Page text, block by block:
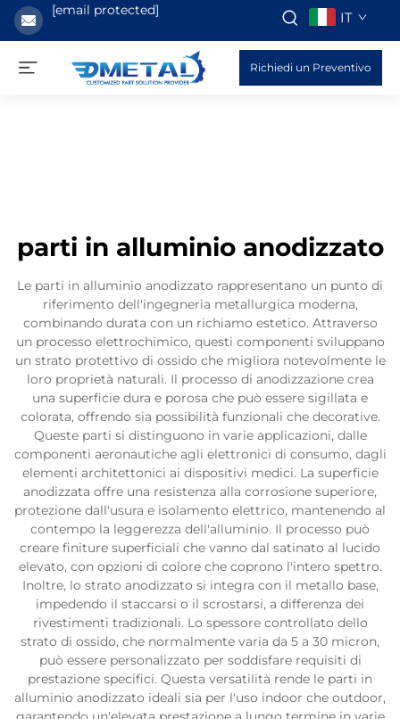
[email protected] IT
Richiedi un Preventivo
parti in alluminio anodizzato
Le parti in alluminio anodizzato rappresentano un punto di
riferimento dell'ingegneria metallurgica moderna,
combinando durata con un richiamo estetico. Attraverso
un processo elettrochimico, questi componenti sviluppano
un strato protettivo di ossido che migliora notevolmente le
loro proprietà naturali. Il processo di anodizzazione crea
una superficie dura e porosa che può essere sigillata e
colorata, offrendo sia possibilità funzionali che decorative.
Queste parti si distinguono in varie applicazioni, dalle
componenti aeronautiche agli elettronici di consumo, dagli
elementi architettonici ai dispositivi medici. La superficie
anodizzata offre una resistenza alla corrosione superiore,
protezione dall'usura e isolamento elettrico, mantenendo al
contempo la leggerezza dell'alluminio. Il processo può
creare finiture superficiali che vanno dal satinato al lucido
elevato, con opzioni di colore che coprono l'intero spettro.
Inoltre, lo strato anodizzato si integra con il metallo base,
impedendo il staccarsi o il scrostarsi, a differenza dei
rivestimenti tradizionali. Lo spessore controllato dello
strato di ossido, che normalmente varia da 5 a 30 micron,
può essere personalizzato per soddisfare requisiti di
prestazione specifici. Questa versatilità rende le parti in
alluminio anodizzato ideali sia per l'uso indoor che outdoor,